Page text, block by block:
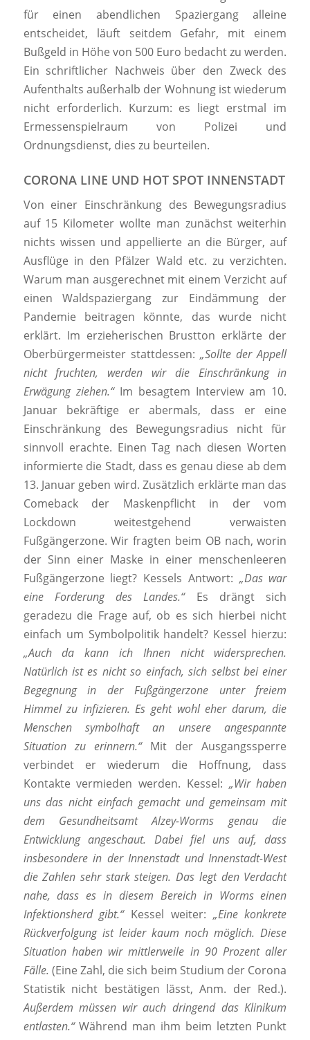
für einen abendlichen Spaziergang alleine
entscheidet, läuft seitdem Gefahr, mit einem
Bußgeld in Höhe von 500 Euro bedacht zu werden.
Ein schriftlicher Nachweis über den Zweck des
Aufenthalts außerhalb der Wohnung ist wiederum
nicht erforderlich. Kurzum: es liegt erstmal im
Ermessenspielraum von Polizei und
Ordnungsdienst, dies zu beurteilen.
CORONA LINE UND HOT SPOT INNENSTADT
Von einer Einschränkung des Bewegungsradius
auf 15 Kilometer wollte man zunächst weiterhin
nichts wissen und appellierte an die Bürger, auf
Ausflüge in den Pfälzer Wald etc. zu verzichten.
Warum man ausgerechnet mit einem Verzicht auf
einen Waldspaziergang zur Eindämmung der
Pandemie beitragen könnte, das wurde nicht
erklärt. Im erzieherischen Brustton erklärte der
Oberbürgermeister stattdessen: „Sollte der Appell
nicht fruchten, werden wir die Einschränkung in
Erwägung ziehen.“Im besagtem Interview am 10.
Januar bekräftige er abermals, dass er eine
Einschränkung des Bewegungsradius nicht für
sinnvoll erachte. Einen Tag nach diesen Worten
informierte die Stadt, dass es genau diese ab dem
13. Januar geben wird. Zusätzlich erklärte man das
Comeback der Maskenpflicht in der vom
Lockdown weitestgehend verwaisten
Fußgängerzone. Wir fragten beim OB nach, worin
der Sinn einer Maske in einer menschenleeren
Fußgängerzone liegt? Kessels Antwort: „Das war
eine Forderung des Landes.“Es drängt sich
geradezu die Frage auf, ob es sich hierbei nicht
einfach um Symbolpolitik handelt? Kessel hierzu:
„Auch da kann ich Ihnen nicht widersprechen.
Natürlich ist es nicht so einfach, sich selbst bei einer
Begegnung in der Fußgängerzone unter freiem
Himmel zu infizieren. Es geht wohl eher darum, die
Menschen symbolhaft an unsere angespannte
Situation zu erinnern.“Mit der Ausgangssperre
verbindet er wiederum die Hoffnung, dass
Kontakte vermieden werden. Kessel: „Wir haben
uns das nicht einfach gemacht und gemeinsam mit
dem Gesundheitsamt Alzey-Worms genau die
Entwicklung angeschaut. Dabei fiel uns auf, dass
insbesondere in der Innenstadt und Innenstadt-West
die Zahlen sehr stark steigen. Das legt den Verdacht
nahe, dass es in diesem Bereich in Worms einen
Infektionsherd gibt.“Kessel weiter: „Eine konkrete
Rückverfolgung ist leider kaum noch möglich. Diese
Situation haben wir mittlerweile in 90 Prozent aller
Fälle. (Eine Zahl, die sich beim Studium der Corona
Statistik nicht bestätigen lässt, Anm. der Red.).
Außerdem müssen wir auch dringend das Klinikum
entlasten.“Während man ihm beim letzten Punkt